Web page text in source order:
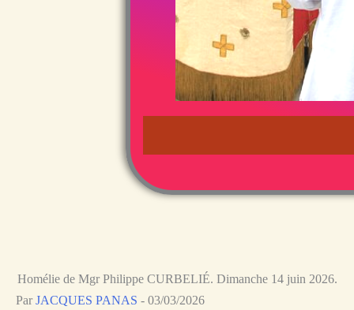
Homélie de Mgr Philippe CURBELIÉ. Dimanche 14 juin 2026.
Par JACQUES PANAS - 03/03/2026